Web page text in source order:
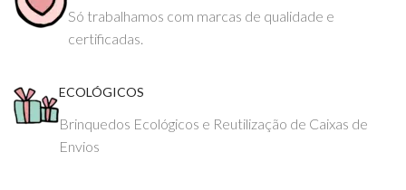
Só trabalhamos com marcas de qualidade e
certificadas.
ECOLÓGICOS
Brinquedos Ecológicos e Reutilização de Caixas de
Envios